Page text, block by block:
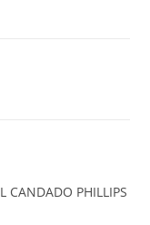
CANDADO PHILLIPS